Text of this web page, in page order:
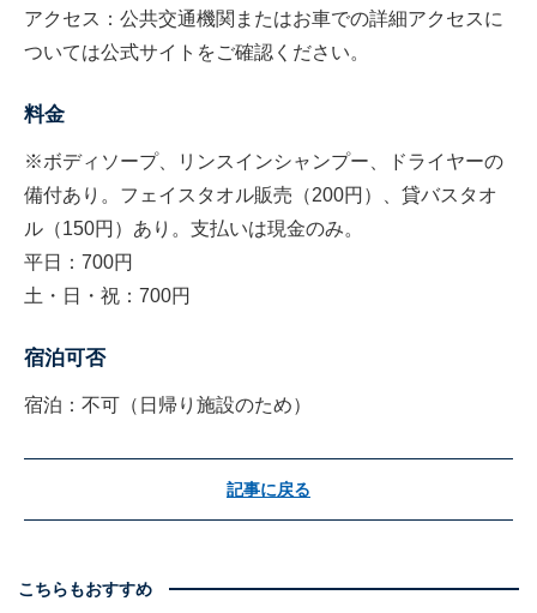
アクセス：公共交通機関またはお車での詳細アクセスに
ついては公式サイトをご確認ください。
料金
※ボディソープ、リンスインシャンプー、ドライヤーの
備付あり。フェイスタオル販売（200円）、貸バスタオ
ル（150円）あり。支払いは現金のみ。
平日：700円
土・日・祝：700円
宿泊可否
宿泊：不可（日帰り施設のため）
記事に戻る
こちらもおすすめ